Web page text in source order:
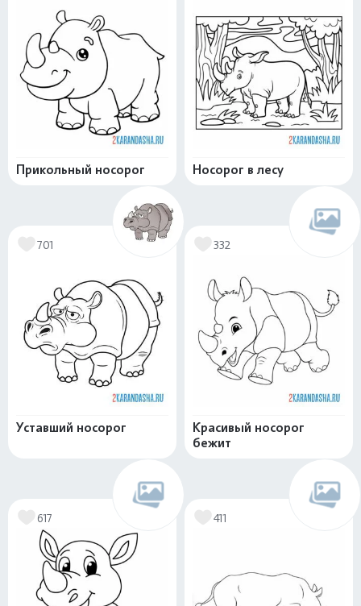
Прикольный носорог Носорог в лесу
701
Уставший носорог
332
Красивый носорог
бежит
617 411